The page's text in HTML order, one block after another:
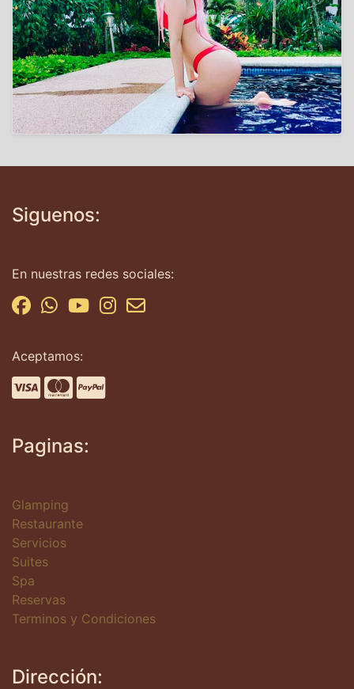
Siguenos:
En nuestras redes sociales:
Aceptamos:
Paginas:
Glamping
Restaurante
Servicios
Suites
Spa
Reservas
Terminos y Condiciones
Dirección: